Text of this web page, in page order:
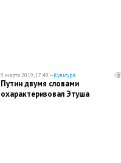
9 марта 2019, 17:49 —Культура
Путин двумя словами
охарактеризовал Этуша